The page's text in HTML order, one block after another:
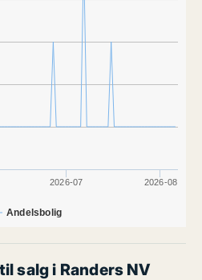
Andelsbolig
2026-07 2026-08
salg i Randers NV